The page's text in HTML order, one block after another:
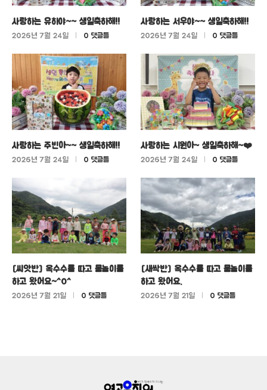
사랑하는 유하야~~ 생일축하해!!
2026년 7월 24일 0 댓글들
사랑하는 서우야~~ 생일축하해!!
2026년 7월 24일 0 댓글들
사랑하는 주빈아~~ 생일축하해!!
2026년 7월 24일 0 댓글들
사랑하는 시원아~ 생일축하해~❤️
2026년 7월 24일 0 댓글들
[씨앗반] 옥수수를 따고 물놀이를
하고 왔어요~^0^
2026년 7월 21일 0 댓글들
[새싹반] 옥수수를 따고 물놀이를
하고 왔어요.
2026년 7월 21일 0 댓글들